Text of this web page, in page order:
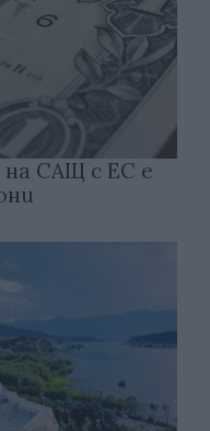
САЩ с ЕС е